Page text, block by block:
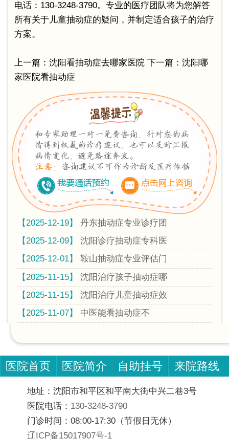
电话：130-3248-3790。专业的医疗团队将为您解答
所有关于儿童抽动症的疑问，并制定适合孩子的治疗
方案。
上一篇： 沈阳看抽动症去哪家医院 下一篇： 沈阳哪
家医院看抽动症
【2025-12-19】
丹东抽动症专业诊疗团
【2025-12-09】
沈阳诊疗抽动症专科医
【2025-12-01】
鞍山抽动症专业评估门
【2025-11-15】
沈阳治疗孩子抽动症哪
【2025-11-15】
沈阳治疗儿童抽动症效
【2025-11-07】
中医能看抽动症不
医院首页 医院简介 自助挂号 来院路线
地址：沈阳市和平区和平南大街中兴二巷3号
医院电话： 130-3248-3790
门诊时间：08:00-17:30（节假日无休）
辽ICP备15017907号-1